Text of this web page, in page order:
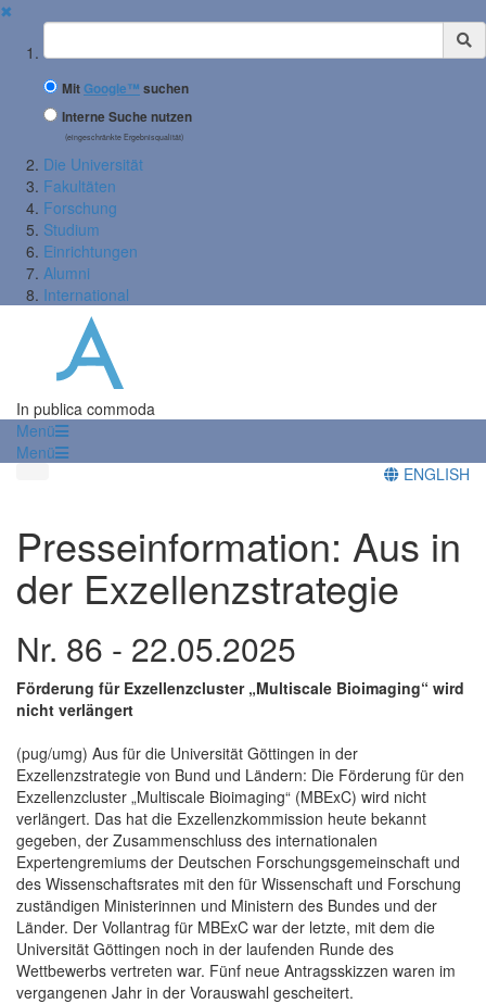
✖
Suchbegriff
MitGoogle™ suchen
Interne Suche nutzen
(eingeschränkte Ergebnisqualität)
Die Universität
Fakultäten
Forschung
Studium
Einrichtungen
Alumni
International
In publica commoda
Menü
Menü
ENGLISH
Presseinformation: Aus in
der Exzellenzstrategie
Nr. 86 - 22.05.2025
Förderung für Exzellenzcluster „Multiscale Bioimaging“ wird
nicht verlängert
(pug/umg) Aus für die Universität Göttingen in der
Exzellenzstrategie von Bund und Ländern: Die Förderung für den
Exzellenzcluster „Multiscale Bioimaging“ (MBExC) wird nicht
verlängert. Das hat die Exzellenzkommission heute bekannt
gegeben, der Zusammenschluss des internationalen
Expertengremiums der Deutschen Forschungsgemeinschaft und
des Wissenschaftsrates mit den für Wissenschaft und Forschung
zuständigen Ministerinnen und Ministern des Bundes und der
Länder. Der Vollantrag für MBExC war der letzte, mit dem die
Universität Göttingen noch in der laufenden Runde des
Wettbewerbs vertreten war. Fünf neue Antragsskizzen waren im
vergangenen Jahr in der Vorauswahl gescheitert.